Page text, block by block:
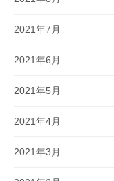
2021年7月
2021年6月
2021年5月
2021年4月
2021年3月